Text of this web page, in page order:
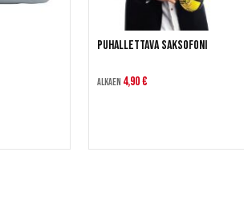
Puhallettava saksofoni
Alkaen 4,90 €